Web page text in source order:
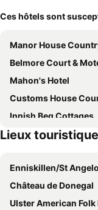
Ces hôtels sont
Manor House
Belmore Court &
Mahon's Hotel
Customs House
Innish Beg Cottages
Mullans Bay - Lakeside
Corralea Activity Centre &
Further.space At
Triumphal Arch
Lieux
Enniskillen/St
Château de Donegal
Ulster American Folk